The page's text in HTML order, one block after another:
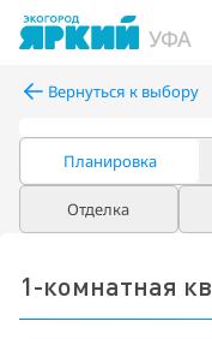
УФА
Вернуться к выбору
Планировка
Отделка
1-комнатная